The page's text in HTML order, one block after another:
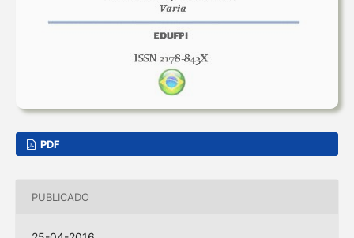
PDF
PUBLICADO